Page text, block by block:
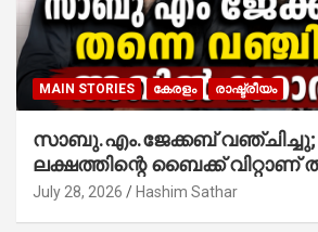
MAIN STORIES കേരളം രാഷ്ട്രീയം
സാബു.എം.ജേക്കബ് വഞ്ചിച്ചു;
ലക്ഷത്തിന്റെ ബൈക്ക് വിറ്റാണ്
മത്സരിച്ചത്! പ്രചാരണത്തിന്
July 28, 2026 Hashim Sathar